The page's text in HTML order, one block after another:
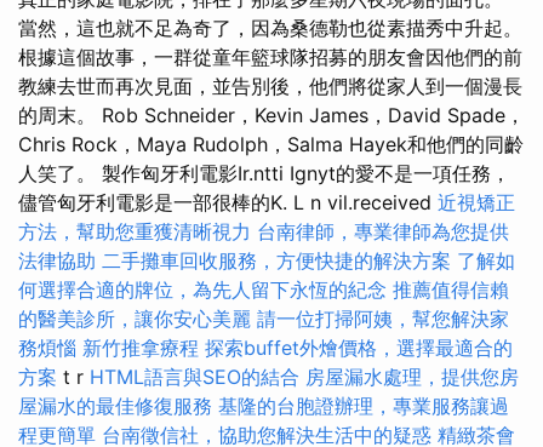
當然，這也就不足為奇了，因為桑德勒也從素描秀中升起。
根據這個故事，一群從童年籃球隊招募的朋友會因他們的前
教練去世而再次見面，並告別後，他們將從家人到一個漫長
的周末。 Rob Schneider，Kevin James，David Spade，
Chris Rock，Maya Rudolph，Salma Hayek和他們的同齡
人笑了。 製作匈牙利電影Ir.ntti Ignyt的愛不是一項任務，
儘管匈牙利電影是一部很棒的K. L n vil.received 近視矯正
方法，幫助您重獲清晰視力 台南律師，專業律師為您提供
法律協助 二手攤車回收服務，方便快捷的解決方案 了解如
何選擇合適的牌位，為先人留下永恆的紀念 推薦值得信賴
的醫美診所，讓你安心美麗 請一位打掃阿姨，幫您解決家
務煩惱 新竹推拿療程 探索buffet外燴價格，選擇最適合的
方案 t r HTML語言與SEO的結合 房屋漏水處理，提供您房
屋漏水的最佳修復服務 基隆的台胞證辦理，專業服務讓過
程更簡單 台南徵信社，協助您解決生活中的疑惑 精緻茶會